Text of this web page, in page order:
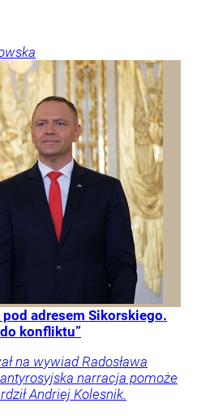
adresem Sikorskiego.
konfliktu”
na wywiad Radosława
narracja pomoże
Andriej Kolesnik.